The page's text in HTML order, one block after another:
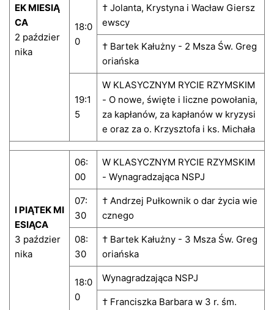
EK MIESIĄ
CA
2 paździer
nika
18:0
0
† Jolanta, Krystyna i Wacław Giersz
ewscy
† Bartek Kałużny - 2 Msza Św. Greg
oriańska
19:1
5
W KLASYCZNYM RYCIE RZYMSKIM
- O nowe, święte i liczne powołania,
za kapłanów, za kapłanów w kryzysi
e oraz za o. Krzysztofa i ks. Michała
I PIĄTEK MI
ESIĄCA
3 paździer
nika
06:
00
W KLASYCZNYM RYCIE RZYMSKIM
- Wynagradzająca NSPJ
07:
30
† Andrzej Pułkownik o dar życia wie
cznego
08:
30
† Bartek Kałużny - 3 Msza Św. Greg
oriańska
18:0
0
Wynagradzająca NSPJ
† Franciszka Barbara w 3 r. śm.